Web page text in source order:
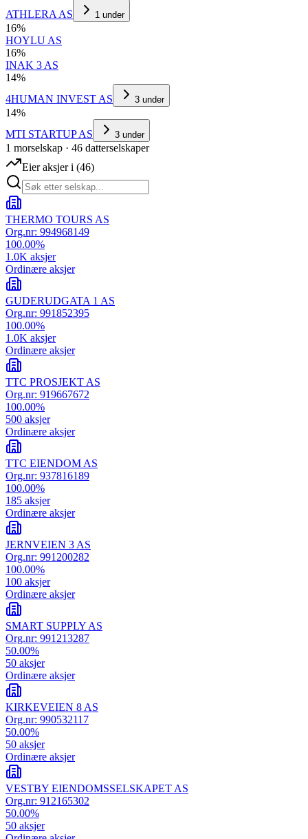
ATHLERA AS
1 under
16%
HOYLU AS
16%
INAK 3 AS
14%
4HUMAN INVEST AS
3 under
14%
MTI STARTUP AS
3 under
1 morselskap · 46 datterselskaper
Eier aksjer i (46)
THERMO TOURS AS
Org.nr: 994968149
100.00%
1.0K aksjer
Ordinære aksjer
GUDERUDGATA 1 AS
Org.nr: 991852395
100.00%
1.0K aksjer
Ordinære aksjer
TTC PROSJEKT AS
Org.nr: 919667672
100.00%
500 aksjer
Ordinære aksjer
TTC EIENDOM AS
Org.nr: 937816189
100.00%
185 aksjer
Ordinære aksjer
JERNVEIEN 3 AS
Org.nr: 991200282
100.00%
100 aksjer
Ordinære aksjer
SMART SUPPLY AS
Org.nr: 991213287
50.00%
50 aksjer
Ordinære aksjer
KIRKEVEIEN 8 AS
Org.nr: 990532117
50.00%
50 aksjer
Ordinære aksjer
VESTBY EIENDOMSSELSKAPET AS
Org.nr: 912165302
50.00%
50 aksjer